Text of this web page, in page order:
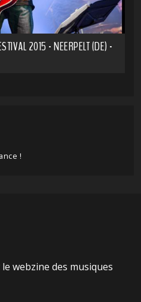
2015 - NEERPELT (DE) -
!
webzine des musiques